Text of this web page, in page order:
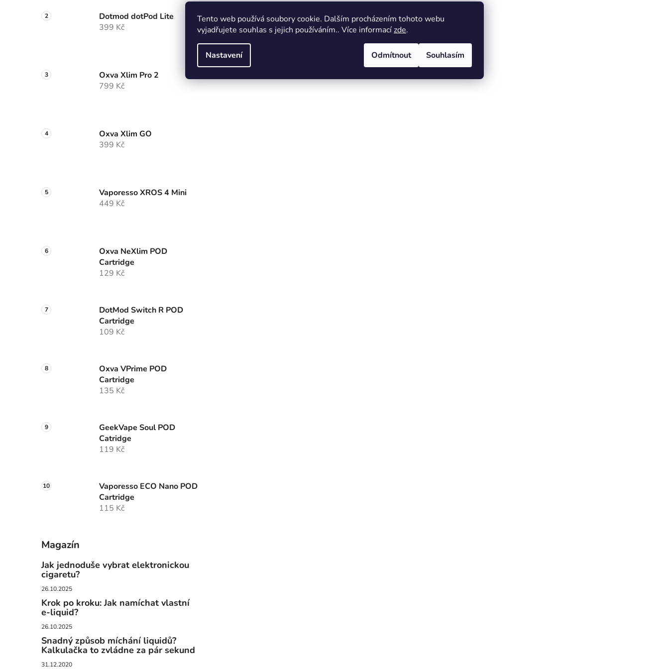
Tento web používá soubory cookie. Dalším procházením tohoto webu
vyjadřujete souhlas s jejich používáním.. Více informacízde.
Nastavení Odmítnout Souhlasím
Dotmod dotPod Lite
399 Kč
Oxva Xlim Pro 2
799 Kč
Oxva Xlim GO
399 Kč
Vaporesso XROS 4 Mini
449 Kč
Oxva NeXlim POD
Cartridge
129 Kč
DotMod Switch R POD
Cartridge
109 Kč
Oxva VPrime POD
Cartridge
135 Kč
GeekVape Soul POD
Catridge
119 Kč
Vaporesso ECO Nano POD
Cartridge
115 Kč
Magazín
Jak jednoduše vybrat elektronickou
cigaretu?
26.10.2025
Krok po kroku: Jak namíchat vlastní
e-liquid?
26.10.2025
Snadný způsob míchání liquidů?
Kalkulačka to zvládne za pár sekund
31.12.2020